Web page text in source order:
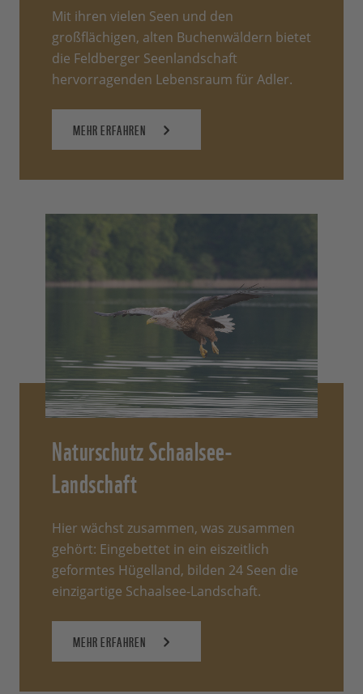
Mit ihren vielen Seen und den
großflächigen, alten Buchenwäldern bietet
die Feldberger Seenlandschaft
hervorragenden Lebensraum für Adler.
MEHR ERFAHREN
Naturschutz Schaalsee-
Landschaft
Hier wächst zusammen, was zusammen
gehört: Eingebettet in ein eiszeitlich
geformtes Hügelland, bilden 24 Seen die
einzigartige Schaalsee-Landschaft.
MEHR ERFAHREN